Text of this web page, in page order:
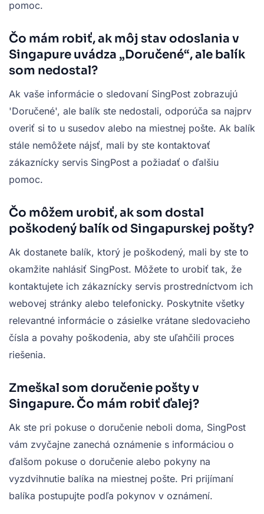
pomoc.
Čo mám robiť, ak môj stav odoslania v
Singapure uvádza „Doručené“, ale balík
som nedostal?
Ak vaše informácie o sledovaní SingPost zobrazujú
'Doručené', ale balík ste nedostali, odporúča sa najprv
overiť si to u susedov alebo na miestnej pošte. Ak balík
stále nemôžete nájsť, mali by ste kontaktovať
zákaznícky servis SingPost a požiadať o ďalšiu
pomoc.
Čo môžem urobiť, ak som dostal
poškodený balík od Singapurskej pošty?
Ak dostanete balík, ktorý je poškodený, mali by ste to
okamžite nahlásiť SingPost. Môžete to urobiť tak, že
kontaktujete ich zákaznícky servis prostredníctvom ich
webovej stránky alebo telefonicky. Poskytnite všetky
relevantné informácie o zásielke vrátane sledovacieho
čísla a povahy poškodenia, aby ste uľahčili proces
riešenia.
Zmeškal som doručenie pošty v
Singapure. Čo mám robiť ďalej?
Ak ste pri pokuse o doručenie neboli doma, SingPost
vám zvyčajne zanechá oznámenie s informáciou o
ďalšom pokuse o doručenie alebo pokyny na
vyzdvihnutie balíka na miestnej pošte. Pri prijímaní
balíka postupujte podľa pokynov v oznámení.